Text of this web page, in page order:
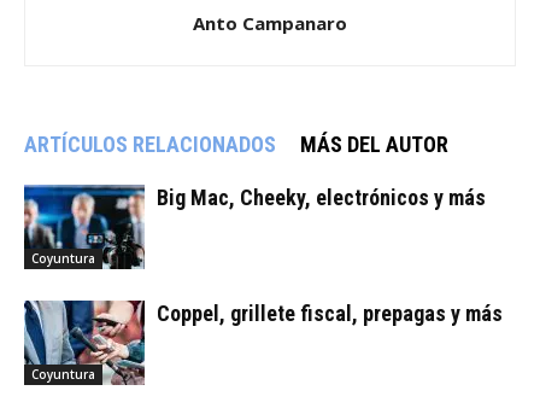
Anto Campanaro
ARTÍCULOS RELACIONADOS MÁS DEL AUTOR
Coyuntura
Big Mac, Cheeky, electrónicos y más
Coyuntura
Coppel, grillete fiscal, prepagas y más